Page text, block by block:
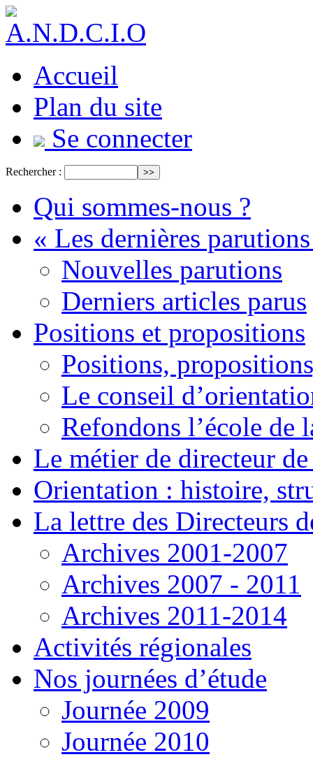
Accueil
Plan du site
Se connecter
Rechercher :
Qui sommes-nous ?
« Les dernières
Nouvelles parutions
Derniers articles parus
Positions et propositions
Positions,
Le conseil
Refondons l’école
Le métier de directeur
Orientation : histoire,
La lettre des Directeurs
Archives 2001-2007
Archives 2007 - 2011
Archives 2011-2014
Activités régionales
Nos journées d’étude
Journée 2009
Journée 2010